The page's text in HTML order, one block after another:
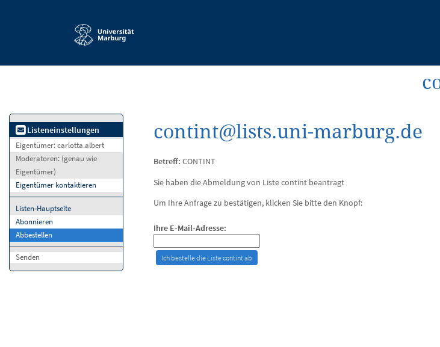
Listeneinstellungen
Eigentümer:carlotta.albert
Moderatoren: (genau wie
Eigentümer)
Eigentümer kontaktieren
Listen-Hauptseite
Abonnieren
Abbestellen
Senden
contint@lists.uni-marburg.de
Betreff: CONTINT
Sie haben die Abmeldung von Liste contint beantragt
Um Ihre Anfrage zu bestätigen, klicken Sie bitte den Knopf:
Ihre E-Mail-Adresse: